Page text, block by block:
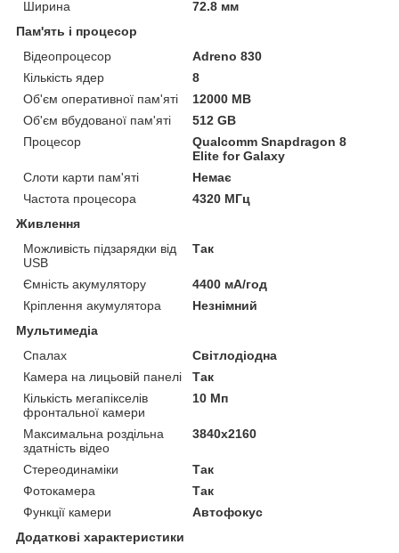
Ширина
72.8 мм
Пам'ять і процесор
Відеопроцесор
Adreno 830
Кількість ядер
8
Об'єм оперативної пам'яті
12000 MB
Об'єм вбудованої пам'яті
512 GB
Процесор
Qualcomm Snapdragon 8
Elite for Galaxy
Слоти карти пам'яті
Немає
Частота процесора
4320 МГц
Живлення
Можливість підзарядки від
USB
Так
Ємність акумулятору
4400 мА/год
Кріплення акумулятора
Незнімний
Мультимедіа
Спалах
Світлодіодна
Камера на лицьовій панелі
Так
Кількість мегапікселів
фронтальної камери
10 Мп
Максимальна роздільна
здатність відео
3840x2160
Стереодинаміки
Так
Фотокамера
Так
Функції камери
Автофокус
Додаткові характеристики